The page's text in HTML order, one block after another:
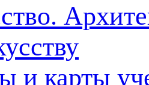
и карты